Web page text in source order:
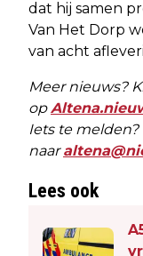
dat hij samen
Van Het Dorp
van acht
Meer nieuws?
op
Iets te melden?
naar
Lees ook